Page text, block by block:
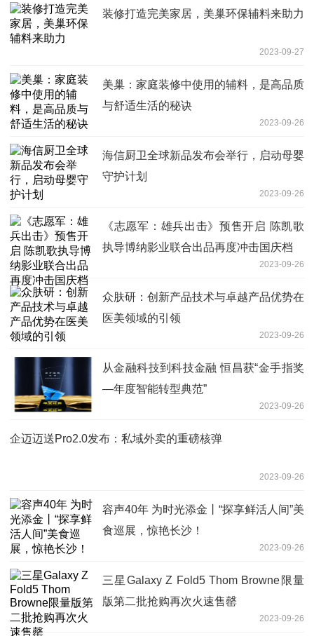
装修打造完美家居，美巢环保辅料来助力
2023-09-27
美巢：家庭装修中使用的辅料，是高品质
与舒适生活的秘诀
2023-09-26
海信厨卫全球新品发布会举行，启动母婴
守护计划
2023-09-26
《志愿军：雄兵出击》预售开启 陈凯歌
执导博纳影业联合出品再度冲击国庆档
2023-09-26
众肤研：创新产品技术与卓越产品优势在
医美领域的引领
2023-09-26
从金融科技到科技金融 恒昌获“金手指奖
—年度智能转型典范”
2023-09-26
企迈迈送Pro2.0发布：私域外卖的重磅核弹
2023-09-26
容声40年 为时光添金丨“探享鲜活人间”美
食巡展，惊艳长沙！
2023-09-26
三星Galaxy Z Fold5 Thom Browne限量
版第二批抢购再次火速售罄
2023-09-26